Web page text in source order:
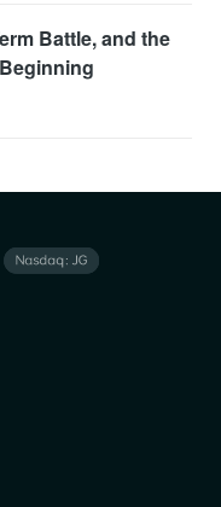
Battle, and the